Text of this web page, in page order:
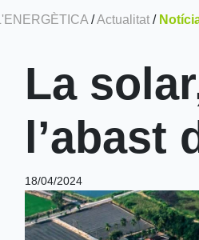
L'ENERGÈTICA /Actualitat /
La
l’abast
18/04/2024